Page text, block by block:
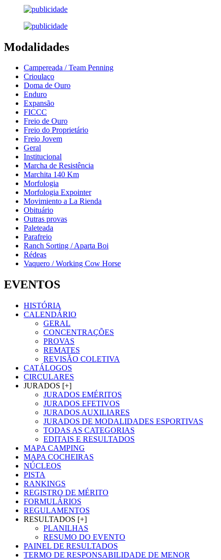
Modalidades
Campereada / Team Penning
Crioulaço
Doma de Ouro
Enduro
Expansão
FICCC
Freio de Ouro
Freio do Proprietário
Freio Jovem
Geral
Institucional
Marcha de Resistência
Marchita 140 Km
Morfologia
Morfologia Expointer
Movimiento a La Rienda
Obituário
Outras provas
Paleteada
Parafreio
Ranch Sorting / Aparta Boi
Rédeas
Vaquero / Working Cow Horse
EVENTOS
HISTÓRIA
CALENDÁRIO
GERAL
CONCENTRAÇÕES
PROVAS
REMATES
REVISÃO COLETIVA
CATÁLOGOS
CIRCULARES
JURADOS [+]
JURADOS EMÉRITOS
JURADOS EFETIVOS
JURADOS AUXILIARES
JURADOS DE MODALIDADES ESPORTIVAS
TODAS AS CATEGORIAS
EDITAIS E RESULTADOS
MAPA CAMPING
MAPA COCHEIRAS
NÚCLEOS
PISTA
RANKINGS
REGISTRO DE MÉRITO
FORMULÁRIOS
REGULAMENTOS
RESULTADOS [+]
PLANILHAS
RESUMO DO EVENTO
PAINEL DE RESULTADOS
TERMO DE RESPONSABILIDADE DE MENOR